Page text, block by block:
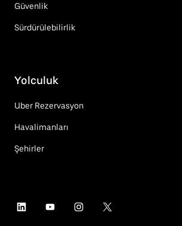
Güvenlik
Sürdürülebilirlik
Yolculuk
Uber Rezervasyon
Havalimanları
Şehirler